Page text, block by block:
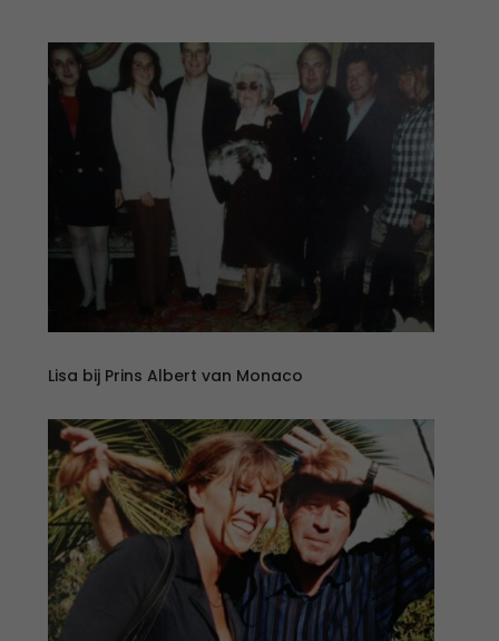
Lisa bij Prins Albert van Monaco